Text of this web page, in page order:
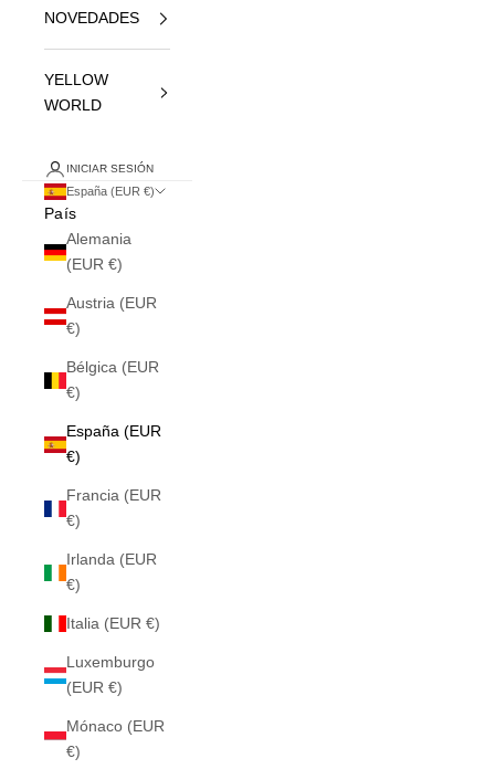
NOVEDADES
YELLOW
WORLD
INICIAR SESIÓN
España (EUR €)
País
Alemania
(EUR €)
Austria (EUR
€)
Bélgica (EUR
€)
España (EUR
€)
Francia (EUR
€)
Irlanda (EUR
€)
Italia (EUR €)
Luxemburgo
(EUR €)
Mónaco (EUR
€)